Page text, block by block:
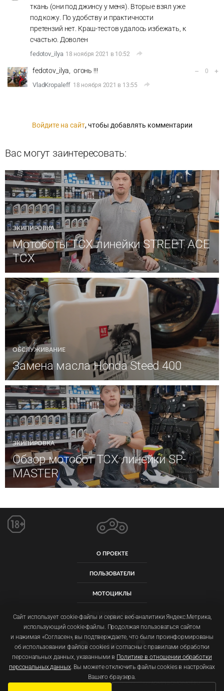
ткань (они под джинсу у меня). Вторые взял уже
под кожу. По удобству и практичности
претензий нет. Краш-тестов удалось избежать, к
счастью. Доволен
fedotov_ilya 18 ноября 2021 в 10:52
fedotov_ilya, огонь !!!
VladKropaleff 18 ноября 2021 в 13:55
– 0 +
Войдите на сайт, чтобы добавлять комментарии
Вас могут заинтересовать:
ЭКИПИРОВКА
Мотоботы TCX линейки STREET ACE
TCX
ОБСЛУЖИВАНИЕ
Замена масла Honda Steed 400
ЭКИПИРОВКА
Обзор мотобот ТСХ линейки SP-
MASTER
О ПРОЕКТЕ
ПОЛЬЗОВАТЕЛИ
МОТОЦИКЛЫ
ПРАВИЛА САЙТА
Пользовательское соглашениеПолитика обработки персональных данных
ООО «ОМОЙМОТ» ОГРН: 1257700092011 ИНН: 9719077129ADMIN@OMOIMOT.RU
Сайт использует cookie-файлы и сервис веб-аналитики Яндекс.Метрика,
использующий cookie-файлы. Продолжая пользоваться сайтом
и нажимая «Согласен», вы подтверждаете, что были проинформированы
об использовании файлов cookies и согласны с правилами обработки
персональных данных, указанными в Политике в отношении обработки
персональных данных. Вы можете отключить файлы cookies в настройках
Вашего браузера.